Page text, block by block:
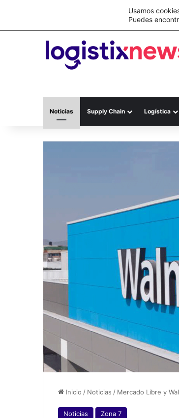
C&A México completa la
Noticias Supply Chain Logística
Inicio / Noticias / Mercado Libre y
Noticias Zona 7
Usamos
Puedes